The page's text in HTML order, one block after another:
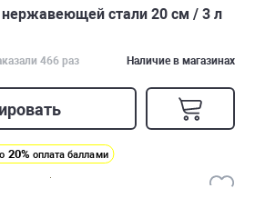
нержавеющей стали 20 см / 3 л
466 раз Наличие в магазинах
20% оплата баллами